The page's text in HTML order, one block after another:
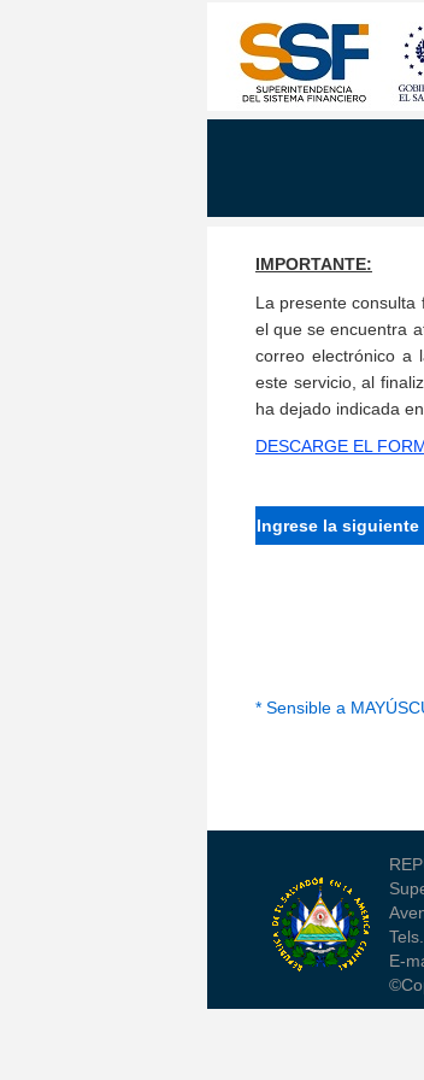
IMPORTANTE:
La presente consulta
el que se encuentra
correo electrónico a
este servicio, al
ha dejado indicada
DESCARGE EL
Ingrese la
* Sensible a
E-